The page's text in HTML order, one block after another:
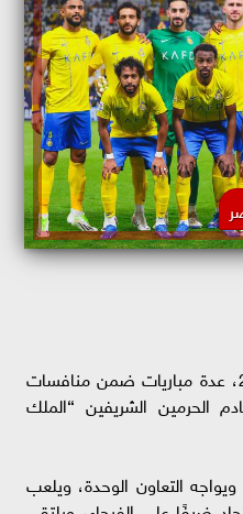
يقام اليوم "الثلاثاء"31-10-2023، عدة مباريات ضمن منافسات
خادم الحرمين الشريفين “الملك
التعاون الوحدة، ويلعب